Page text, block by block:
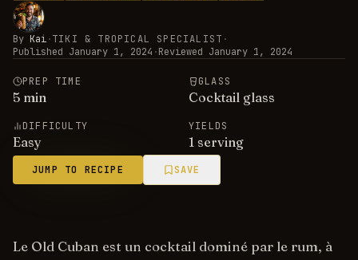
By Kai·TIKI & TROPICAL SPECIALIST ·
Published January 1, 2024 ·Reviewed January 1, 2024
PREP TIME
5 min
GLASS
Cocktail glass
DIFFICULTY
Easy
YIELDS
1 serving
JUMP TO RECIPE SAVE
Le Old Cuban est un cocktail dominé par le rum, à